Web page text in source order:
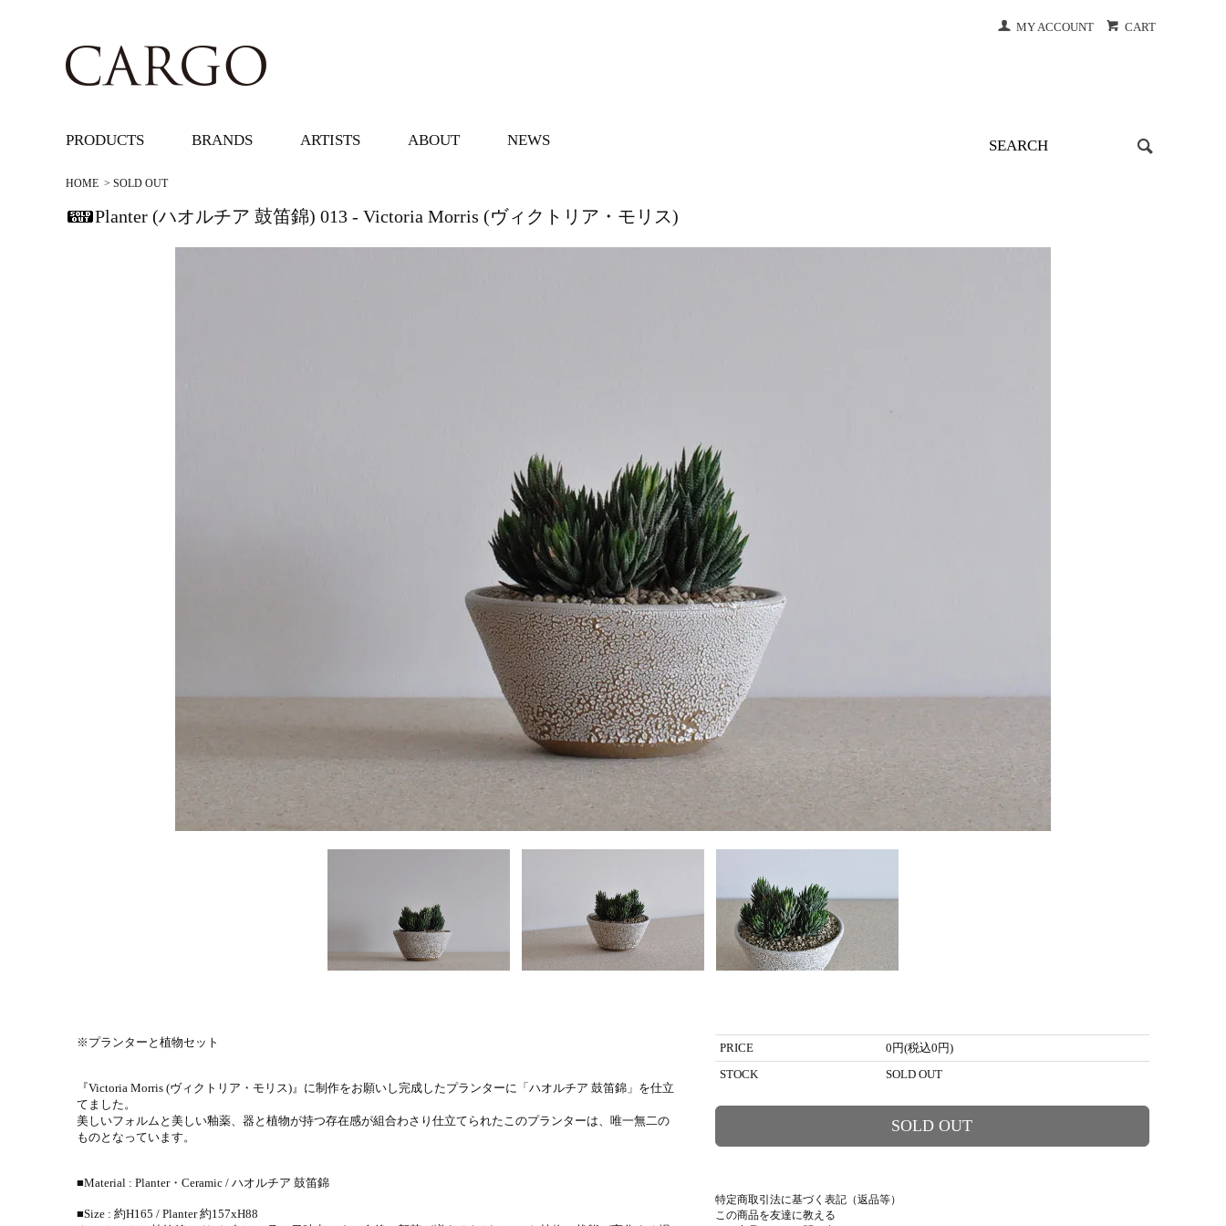
MY ACCOUNT CART
PRODUCTS BRANDS ARTISTS ABOUT NEWS
HOME > SOLD OUT
Planter (ハオルチア 鼓笛錦) 013 - Victoria Morris (ヴィクトリア・モリス)
※プランターと植物セット
『Victoria Morris (ヴィクトリア・モリス)』に制作をお願いし完成したプランターに「ハオルチア 鼓笛錦」を仕立
てました。
美しいフォルムと美しい釉薬、器と植物が持つ存在感が組合わさり仕立てられたこのプランターは、唯一無二の
ものとなっています。
■Material : Planter・Ceramic / ハオルチア 鼓笛錦
■Size : 約H165 / Planter 約157xH88
PRICE
0円(税込0円)
STOCK
SOLD OUT
SOLD OUT
特定商取引法に基づく表記（返品等）
この商品を友達に教える